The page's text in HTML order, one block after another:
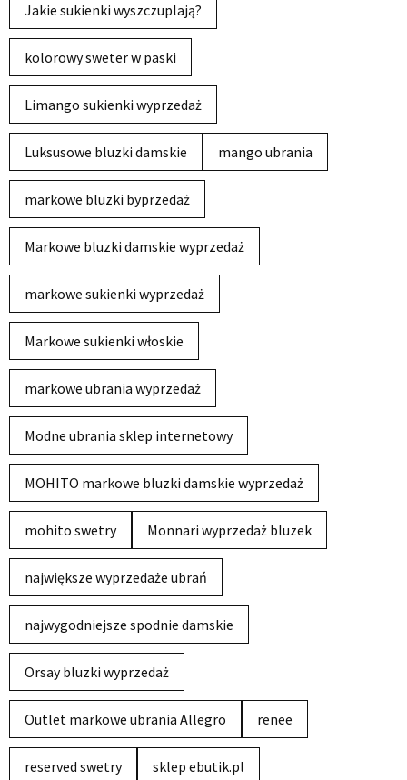
Jakie sukienki wyszczuplają?
kolorowy sweter w paski
Limango sukienki wyprzedaż
Luksusowe bluzki damskie mango ubrania
markowe bluzki byprzedaż
Markowe bluzki damskie wyprzedaż
markowe sukienki wyprzedaż
Markowe sukienki włoskie
markowe ubrania wyprzedaż
Modne ubrania sklep internetowy
MOHITO markowe bluzki damskie wyprzedaż
mohito swetry Monnari wyprzedaż bluzek
największe wyprzedaże ubrań
najwygodniejsze spodnie damskie
Orsay bluzki wyprzedaż
Outlet markowe ubrania Allegro renee
reserved swetry sklep ebutik.pl